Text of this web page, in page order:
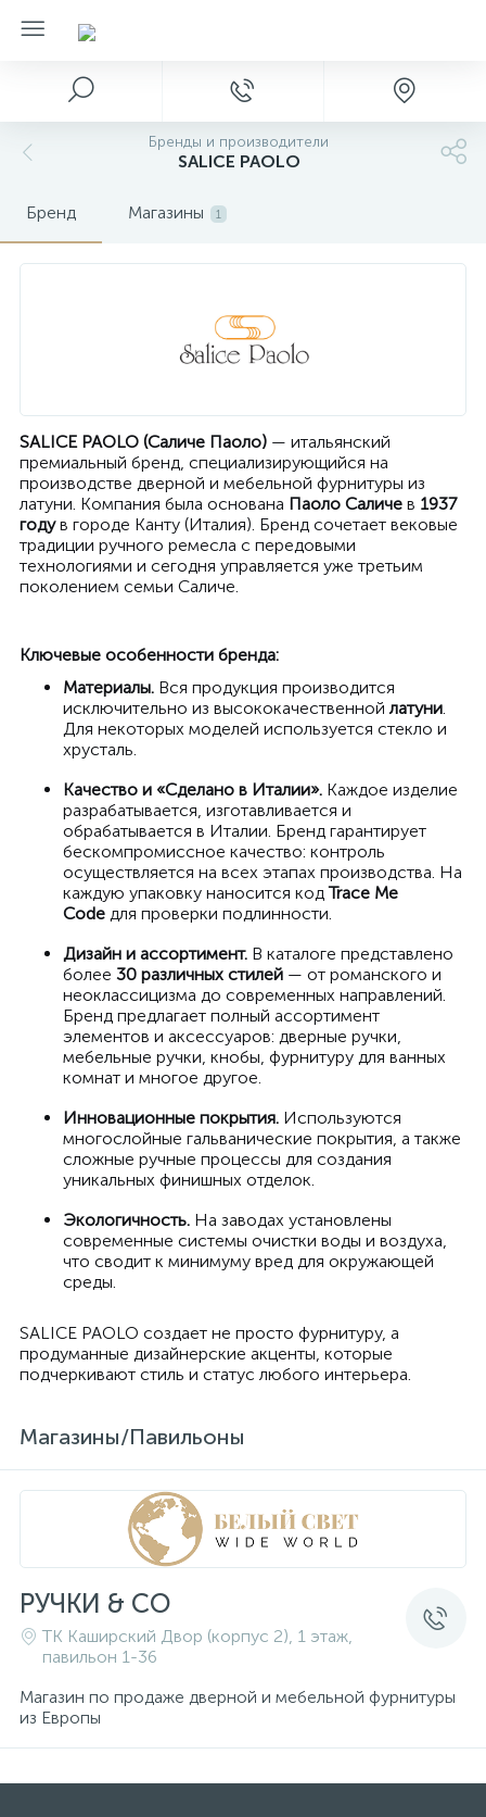
Бренды и производители
SALICE PAOLO
Бренд Магазины 1
SALICE PAOLO (Саличе Паоло) — итальянский
премиальный бренд, специализирующийся на
производстве дверной и мебельной фурнитуры из
латуни. Компания была основана Паоло Саличе в 1937
годув городе Канту (Италия). Бренд сочетает вековые
традиции ручного ремесла с передовыми
технологиями и сегодня управляется уже третьим
поколением семьи Саличе.
Ключевые особенности бренда:
Материалы. Вся продукция производится
исключительно из высококачественной латуни.
Для некоторых моделей используется стекло и
хрусталь.
Качество и «Сделано в Италии». Каждое изделие
разрабатывается, изготавливается и
обрабатывается в Италии. Бренд гарантирует
бескомпромиссное качество: контроль
осуществляется на всех этапах производства. На
каждую упаковку наносится кодTrace Me
Code для проверки подлинности.
Дизайн и ассортимент. В каталоге представлено
более 30 различных стилей — от романского и
неоклассицизма до современных направлений.
Бренд предлагает полный ассортимент
элементов и аксессуаров: дверные ручки,
мебельные ручки, кнобы, фурнитуру для ванных
комнат и многое другое.
Инновационные покрытия. Используются
многослойные гальванические покрытия, а также
сложные ручные процессы для создания
уникальных финишных отделок.
Экологичность. На заводах установлены
современные системы очистки воды и воздуха,
что сводит к минимуму вред для окружающей
среды.
SALICE PAOLO создает не просто фурнитуру, а
продуманные дизайнерские акценты, которые
подчеркивают стиль и статус любого интерьера.
Магазины/Павильоны
РУЧКИ & CO
ТК Каширский Двор (корпус 2), 1 этаж,
павильон 1-36
Магазин по продаже дверной и мебельной фурнитуры
из Европы